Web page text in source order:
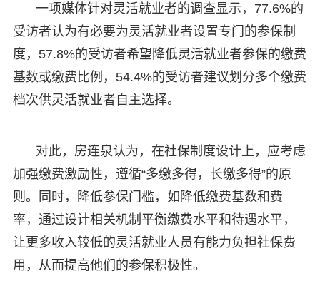
一项媒体针对灵活就业者的调查显示，77.6%的
受访者认为有必要为灵活就业者设置专门的参保制
度，57.8%的受访者希望降低灵活就业者参保的缴费
基数或缴费比例，54.4%的受访者建议划分多个缴费
档次供灵活就业者自主选择。
对此，房连泉认为，在社保制度设计上，应考虑
加强缴费激励性，遵循“多缴多得，长缴多得”的原
则。同时，降低参保门槛，如降低缴费基数和费
率，通过设计相关机制平衡缴费水平和待遇水平，
让更多收入较低的灵活就业人员有能力负担社保费
用，从而提高他们的参保积极性。